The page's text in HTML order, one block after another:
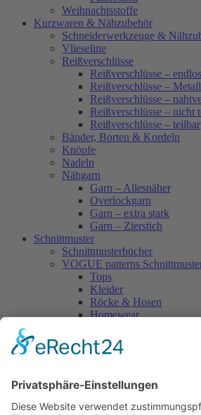
Weihnachtsstoffe
Kurzwaren & Nähzubehör
Schneiderwerkzeuge &
Vlieseline
Reißverschlüsse
Reißverschlüsse – endlos
Reißverschlüsse –
Reißverschlüsse –
Reißverschlüsse – nicht
Reißverschlüsse – teilbar
Bänder, Borten & Kordeln
Knöpfe
Nadeln
Nähgarn
Garn – Allesnäher
Overlockgarn
Garn – extra stark
Garn – Zierstich
Schnittmuster
Schnittmusterbücher
VOGUE patterns
Tops
Kleider
Röcke & Hosen
Homewear
Vogue Vintage
Herren
Accessoires
Einzelschnittmuster Burda
Tops